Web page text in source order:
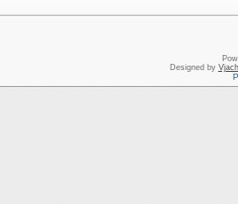
Designed by